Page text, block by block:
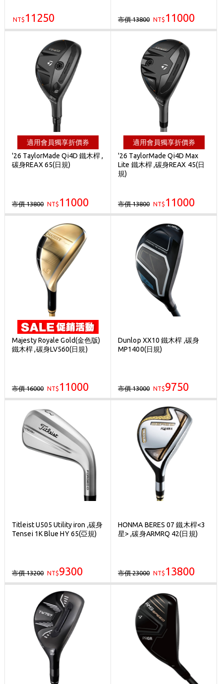
NT$ 11250 市價 13800 NT$ 11000
適用會員獨享折價券
'26 TaylorMade Qi4D 鐵木桿 ,
碳身REAX 65(日規)
市價 13800 NT$ 11000
適用會員獨享折價券
'26 TaylorMade Qi4D Max
Lite 鐵木桿 ,碳身REAX 45(日
規)
市價 13800 NT$ 11000
Majesty Royale Gold(金色版)
鐵木桿 ,碳身LV560(日規)
市價 16000 NT$ 11000
Dunlop XX10 鐵木桿 ,碳身
MP1400(日規)
市價 13000 NT$9750
Titleist U505 Utility iron ,碳身
Tensei 1K Blue HY 65(亞規)
市價 13200 NT$9300
HONMA BERES 07 鐵木桿<3
星> ,碳身ARMRQ 42(日規)
市價 23000 NT$ 13800